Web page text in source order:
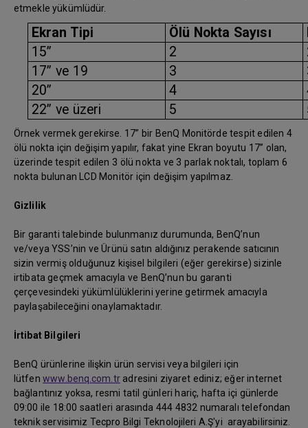
etmekle yükümlüdür.
Ekran Tipi Ölü Nokta Sayısı
15”
2
17” ve 19
3
20”
4
22” ve üzeri
5
Örnek vermek gerekirse. 17” bir BenQ Monitörde tespit edilen 4
ölü nokta için değişim yapılır, fakat yine Ekran boyutu 17” olan,
üzerinde tespit edilen 3 ölü nokta ve 3 parlak noktalı, toplam 6
nokta bulunan LCD Monitör için değişim yapılmaz.
Gizlilik
Bir garanti talebinde bulunmanız durumunda, BenQ’nun
ve/veya YSS’nin ve Ürünü satın aldığınız perakende satıcının
sizin vermiş olduğunuz kişisel bilgileri (eğer gerekirse) sizinle
irtibata geçmek amacıyla ve BenQ’nun bu garanti
çerçevesindeki yükümlülüklerini yerine getirmek amacıyla
paylaşabileceğini onaylamaktadır.
İrtibat Bilgileri
BenQ ürünlerine ilişkin ürün servisi veya bilgileri için
lütfenwww.benq.com.tradresini ziyaret ediniz; eğer internet
bağlantınız yoksa, resmi tatil günleri hariç, hafta içi günlerde
09:00 ile 18:00 saatleri arasında 444 4832 numaralı telefondan
teknik servisimiz Tecpro Bilgi Teknolojileri A.Ş'yi arayabilirsiniz.